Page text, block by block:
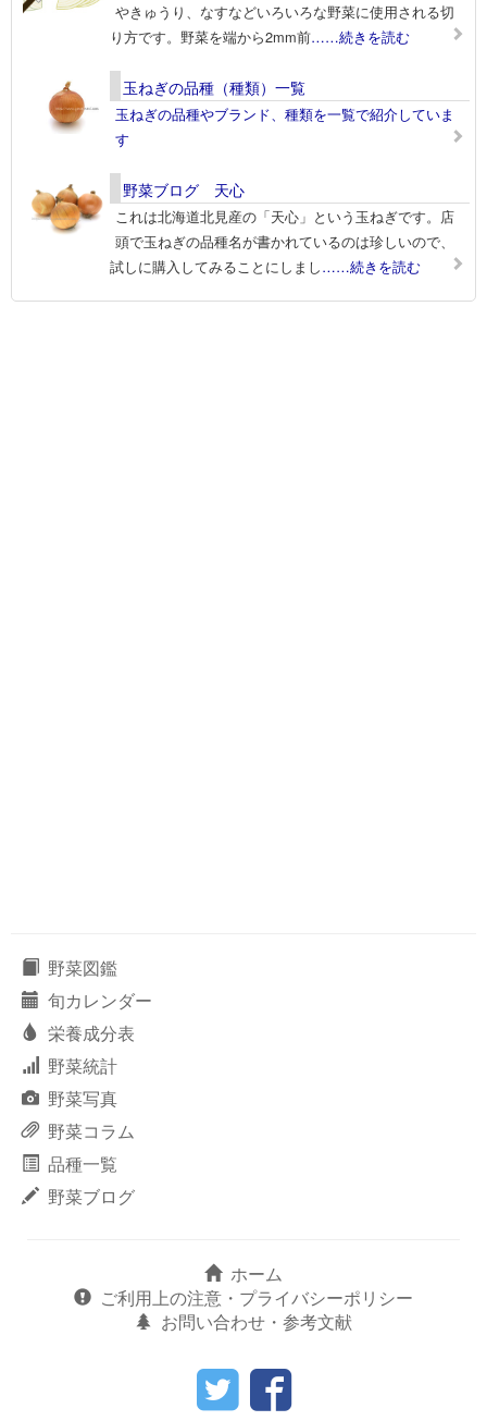
やきゅうり、なすなどいろいろな野菜に使用される切
り方です。野菜を端から2mm前……続きを読む
玉ねぎの品種（種類）一覧
玉ねぎの品種やブランド、種類を一覧で紹介していま
す
野菜ブログ 天心
これは北海道北見産の「天心」という玉ねぎです。店
頭で玉ねぎの品種名が書かれているのは珍しいので、
試しに購入してみることにしまし……続きを読む
野菜図鑑
旬カレンダー
栄養成分表
野菜統計
野菜写真
野菜コラム
品種一覧
野菜ブログ
ホーム
ご利用上の注意・プライバシーポリシー
お問い合わせ・参考文献